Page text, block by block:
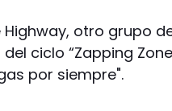
otro grupo
ciclo “Zapping
por siempre".